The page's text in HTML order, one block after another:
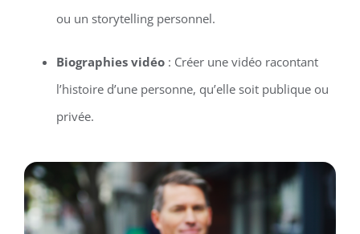
ou un storytelling personnel.
Biographies vidéo: Créer une vidéo racontant
l’histoire d’une personne, qu’elle soit publique ou
privée.